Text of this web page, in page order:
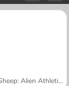
Shaun the Sheep: Alien Athletics